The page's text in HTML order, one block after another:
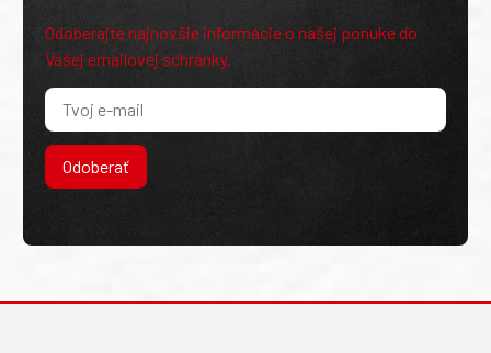
Odoberajte najnovšie informácie o našej ponuke do
Vašej emailovej schránky.
Odoberať